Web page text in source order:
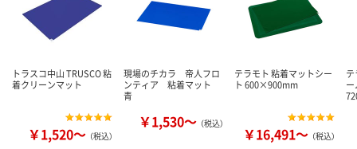
トラスコ中山 TRUSCO 粘
着クリーンマット
￥1,520～ （税込）
現場のチカラ 帝人フロ
ンティア 粘着マット
青
￥1,530～ （税込）
テラモト 粘着マットシー
ト 600×900mm
￥16,491～ （税込）